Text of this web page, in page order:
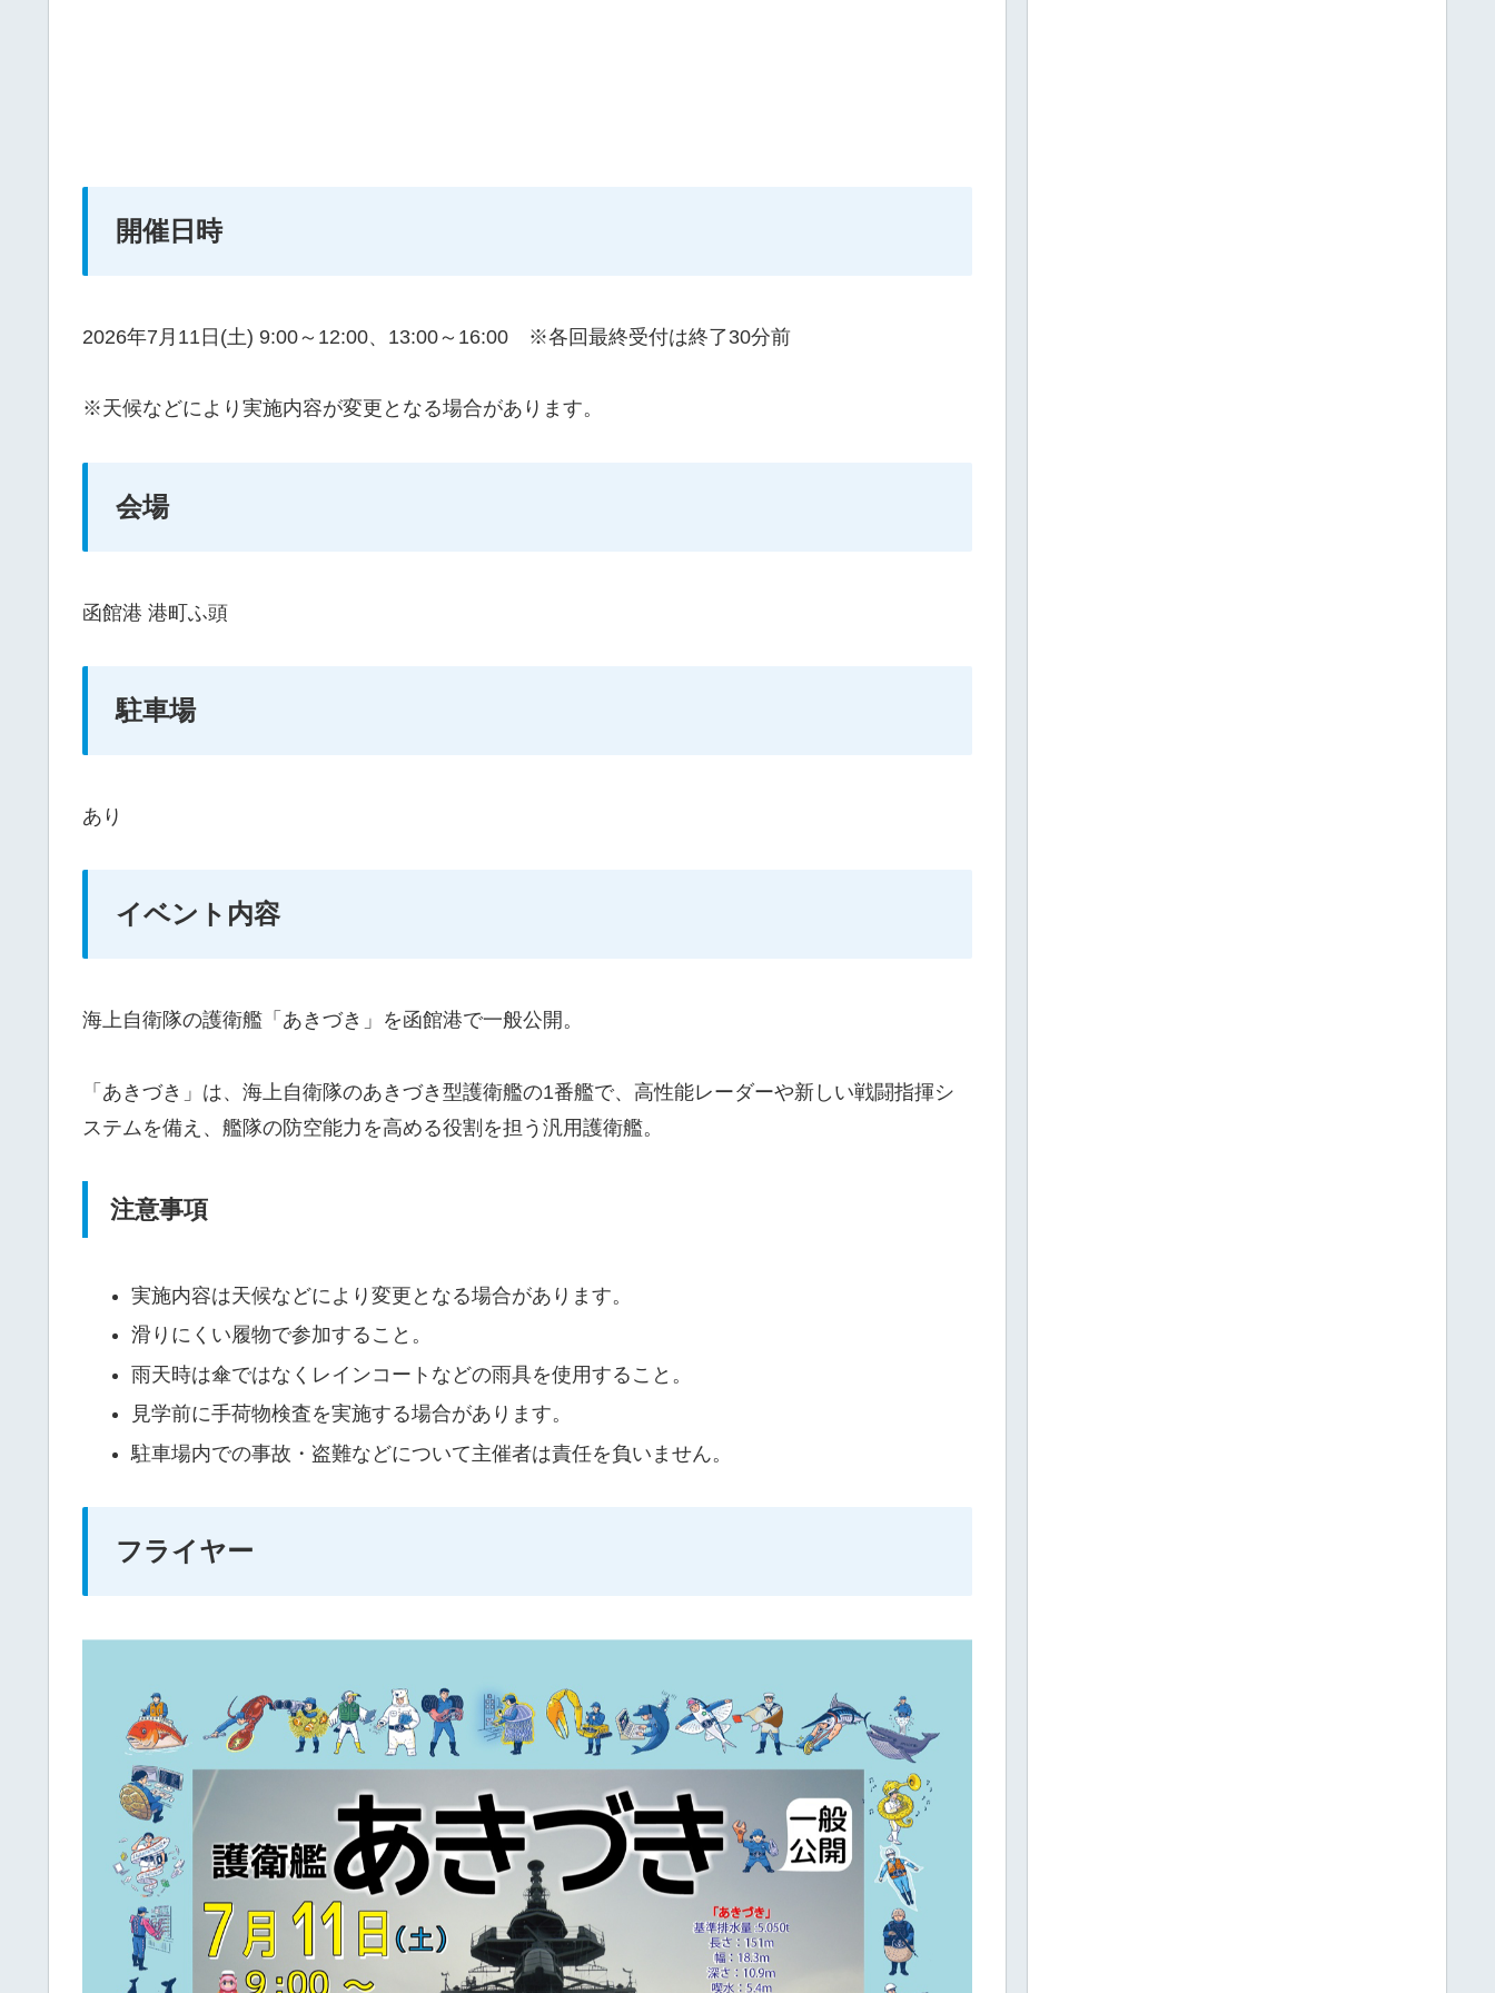
開催日時
2026年7月11日(土) 9:00～12:00、13:00～16:00 ※各回最終受付は終了30分前
※天候などにより実施内容が変更となる場合があります。
会場
函館港 港町ふ頭
駐車場
あり
イベント内容
海上自衛隊の護衛艦「あきづき」を函館港で一般公開。
「あきづき」は、海上自衛隊のあきづき型護衛艦の1番艦で、高性能レーダーや新しい戦闘指揮シ
ステムを備え、艦隊の防空能力を高める役割を担う汎用護衛艦。
注意事項
実施内容は天候などにより変更となる場合があります。
滑りにくい履物で参加すること。
雨天時は傘ではなくレインコートなどの雨具を使用すること。
見学前に手荷物検査を実施する場合があります。
駐車場内での事故・盗難などについて主催者は責任を負いません。
フライヤー